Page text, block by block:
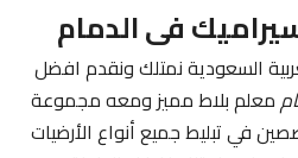
فى الدمام
السعودية نمتلك ونقدم افضل
معلم بلاط مميز ومعه مجموعة
في تبليط جميع أنواع الأرضيات